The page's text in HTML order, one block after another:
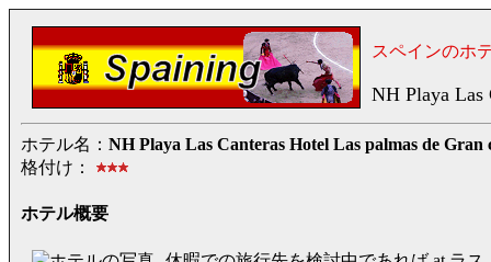
スペインのホ
NH Playa Las
ホテル名： NH Playa Las Canteras Hotel Las palmas de Gran
格付け：
ホテル概要